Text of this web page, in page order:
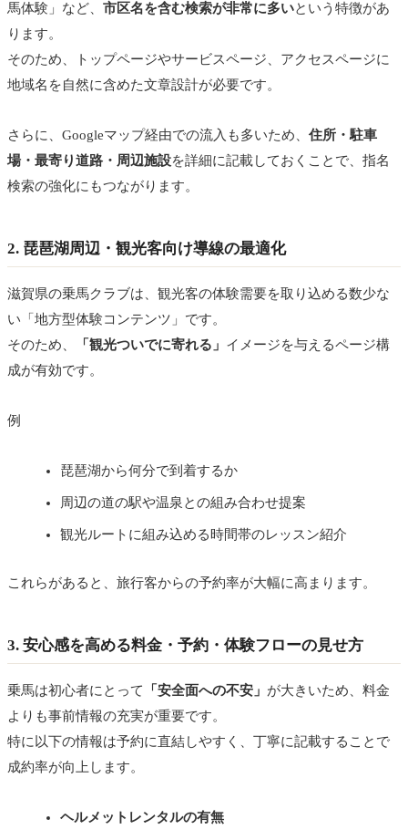
馬体験」など、 市区名を含む検索が非常に多いという特徴があ
ります。
そのため、トップページやサービスページ、アクセスページに
地域名を自然に含めた文章設計が必要です。
さらに、Googleマップ経由での流入も多いため、 住所・駐車
場・最寄り道路・周辺施設を詳細に記載しておくことで、指名
検索の強化にもつながります。
2. 琵琶湖周辺・観光客向け導線の最適化
滋賀県の乗馬クラブは、観光客の体験需要を取り込める数少な
い「地方型体験コンテンツ」です。
そのため、
「観光ついでに寄れる」 イメージを与えるページ構
成が有効です。
例
琵琶湖から何分で到着するか
周辺の道の駅や温泉との組み合わせ提案
観光ルートに組み込める時間帯のレッスン紹介
これらがあると、旅行客からの予約率が大幅に高まります。
3. 安心感を高める料金・予約・体験フローの見せ方
乗馬は初心者にとって 「安全面への不安」 が大きいため、料金
よりも事前情報の充実が重要です。
特に以下の情報は予約に直結しやすく、丁寧に記載することで
成約率が向上します。
ヘルメットレンタルの有無